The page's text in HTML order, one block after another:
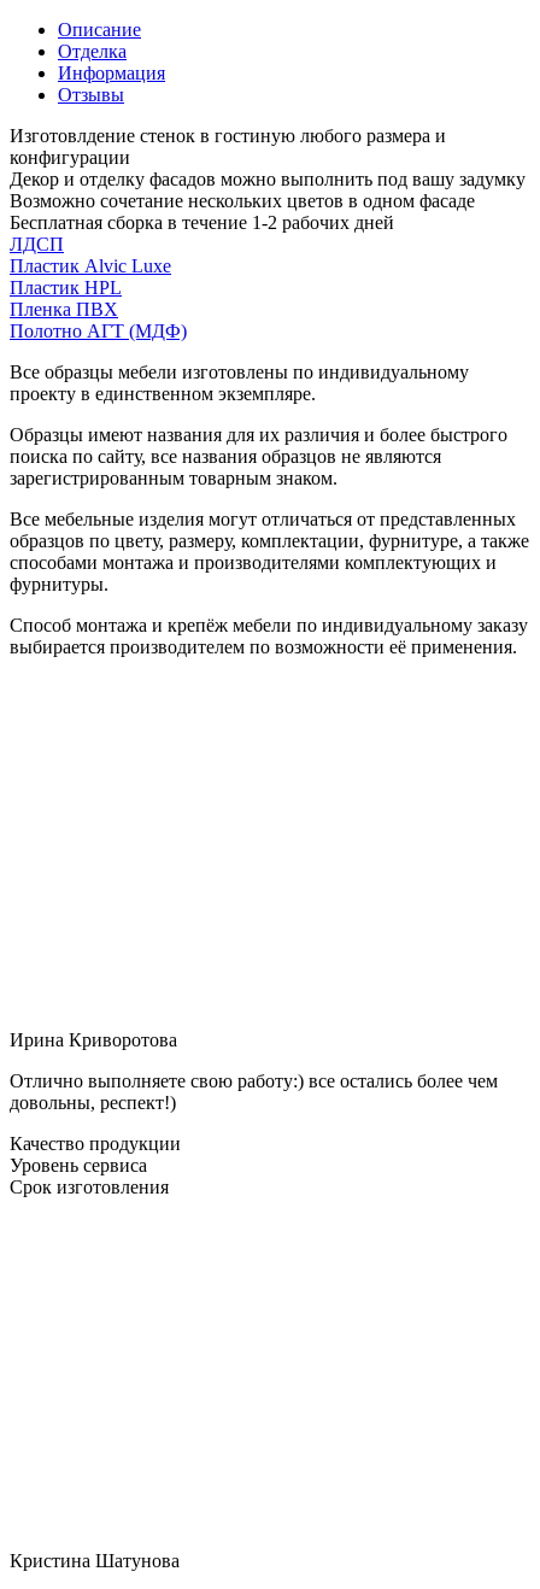
Описание
Отделка
Информация
Отзывы
Изготовлдение стенок в гостиную любого размера и
конфигурации
Декор и отделку фасадов можно выполнить под вашу задумку
Возможно сочетание нескольких цветов в одном фасаде
Бесплатная сборка в течение 1-2 рабочих дней
ЛДСП
Пластик Alvic Luxe
Пластик HPL
Пленка ПВХ
Полотно АГТ (МДФ)
Все образцы мебели изготовлены по индивидуальному
проекту в единственном экземпляре.
Образцы имеют названия для их различия и более быстрого
поиска по сайту, все названия образцов не являются
зарегистрированным товарным знаком.
Все мебельные изделия могут отличаться от представленных
образцов по цвету, размеру, комплектации, фурнитуре, а также
способами монтажа и производителями комплектующих и
фурнитуры.
Способ монтажа и крепёж мебели по индивидуальному заказу
выбирается производителем по возможности её применения.
Ирина Криворотова
Отлично выполняете свою работу:) все остались более чем
довольны, респект!)
Качество продукции
Уровень сервиса
Срок изготовления
Кристина Шатунова